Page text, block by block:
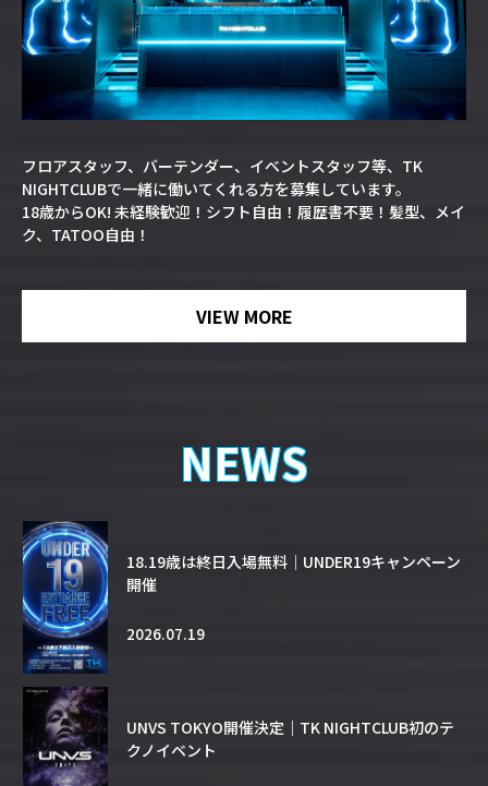
フロアスタッフ、バーテンダー、イベントスタッフ等、TK
NIGHTCLUBで一緒に働いてくれる方を募集しています。
18歳からOK! 未経験歓迎！シフト自由！履歴書不要！髪型、メイ
ク、TATOO自由！
VIEW MORE
NEWS
18.19歳は終日入場無料｜UNDER19キャンペーン
開催
2026.07.19
UNVS TOKYO開催決定｜TK NIGHTCLUB初のテ
クノイベント